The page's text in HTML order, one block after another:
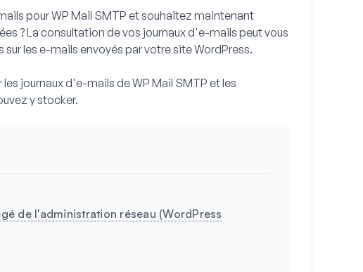
pour WP Mail SMTP et souhaitez maintenant
? La consultation de vos journaux d'e-mails peut vous
sur les e-mails envoyés par votre site WordPress.
journaux d'e-mails de WP Mail SMTP et les
y stocker.
de l'administration réseau (WordPress